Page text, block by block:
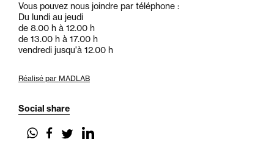
Vous pouvez nous joindre par téléphone :
Du lundi au jeudi
de 8.00 h à 12.00 h
de 13.00 h à 17.00 h
vendredi jusqu'à 12.00 h
Réalisé par MADLAB
Social share